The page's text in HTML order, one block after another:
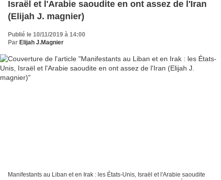
Israël et l'Arabie saoudite en ont assez de l'Iran
(Elijah J. magnier)
Publié le 10/11/2019 à 14:00
Par Elijah J.Magnier
Manifestants au Liban et en Irak : les États-Unis, Israël et l'Arabie saoudite